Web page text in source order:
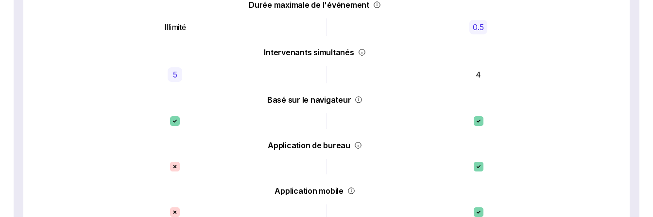
Durée maximale de l'événement
Illimité 0.5
Intervenants simultanés
5 4
Basé sur le navigateur
Application de bureau
Application mobile